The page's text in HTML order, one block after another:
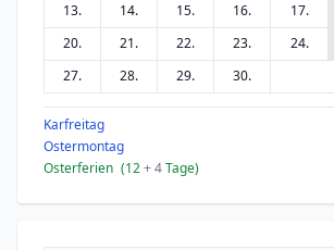
13.
14. 15. 16. 17.
20.
21. 22. 23. 24.
27.
28. 29. 30.
Karfreitag
Ostermontag
Osterferien (12+ 4Tage)